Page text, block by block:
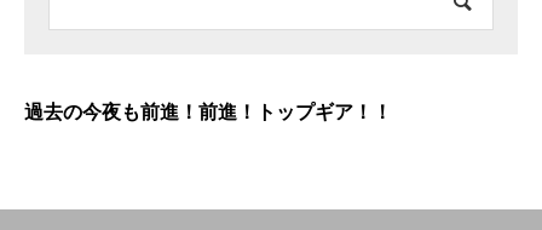
過去の今夜も前進！前進！トップギア！！